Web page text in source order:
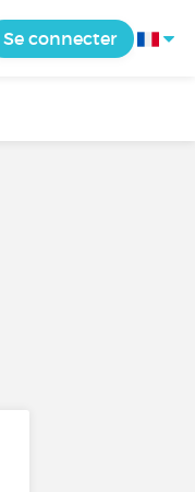
Se connecter